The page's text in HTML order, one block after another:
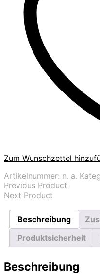
Zum Wunschzettel
Artikelnummer: n. a.
Previous Product
Next Product
Beschreibung
Produktsicherheit
Beschreibung